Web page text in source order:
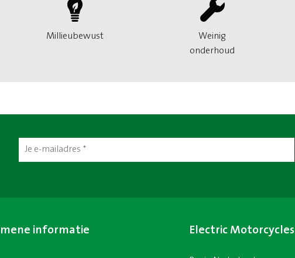
Millieubewust
Weinig
onderhoud
informatie Electric Motorcycles